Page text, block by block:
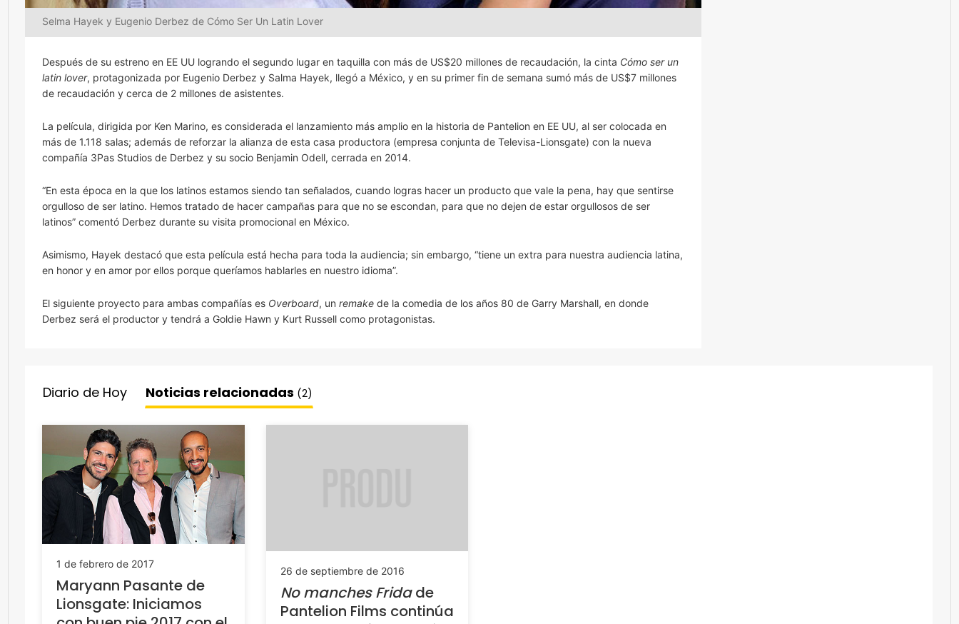
Selma Hayek y Eugenio Derbez de Cómo Ser Un Latin Lover
Después de su estreno en EE UU logrando el segundo lugar en taquilla con más de US$20 millones de recaudación, la cinta Cómo ser un
latin lover, protagonizada por Eugenio Derbez y Salma Hayek, llegó a México, y en su primer fin de semana sumó más de US$7 millones
de recaudación y cerca de 2 millones de asistentes.
La película, dirigida por Ken Marino, es considerada el lanzamiento más amplio en la historia de Pantelion en EE UU, al ser colocada en
más de 1.118 salas; además de reforzar la alianza de esta casa productora (empresa conjunta de Televisa-Lionsgate) con la nueva
compañía 3Pas Studios de Derbez y su socio Benjamin Odell, cerrada en 2014.
“En esta época en la que los latinos estamos siendo tan señalados, cuando logras hacer un producto que vale la pena, hay que sentirse
orgulloso de ser latino. Hemos tratado de hacer campañas para que no se escondan, para que no dejen de estar orgullosos de ser
latinos” comentó Derbez durante su visita promocional en México.
Asimismo, Hayek destacó que esta película está hecha para toda la audiencia; sin embargo, “tiene un extra para nuestra audiencia latina,
en honor y en amor por ellos porque queríamos hablarles en nuestro idioma”.
El siguiente proyecto para ambas compañías es Overboard, un remake de la comedia de los años 80 de Garry Marshall, en donde
Derbez será el productor y tendrá a Goldie Hawn y Kurt Russell como protagonistas.
Diario de Hoy Noticias relacionadas (2)
1 de febrero de 2017
Maryann Pasante de
Lionsgate: Iniciamos
26 de septiembre de 2016
No manches Fridade
Pantelion Films continúa